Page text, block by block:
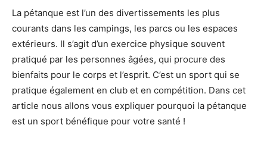
La pétanque est l’un des divertissements les plus
courants dans les campings, les parcs ou les espaces
extérieurs. Il s’agit d’un exercice physique souvent
pratiqué par les personnes âgées, qui procure des
bienfaits pour le corps et l’esprit. C’est un sport qui se
pratique également en club et en compétition. Dans cet
article nous allons vous expliquer pourquoi la pétanque
est un sport bénéfique pour votre santé !